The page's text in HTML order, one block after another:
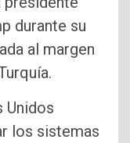
durante su
al margen
Unidos
los sistemas